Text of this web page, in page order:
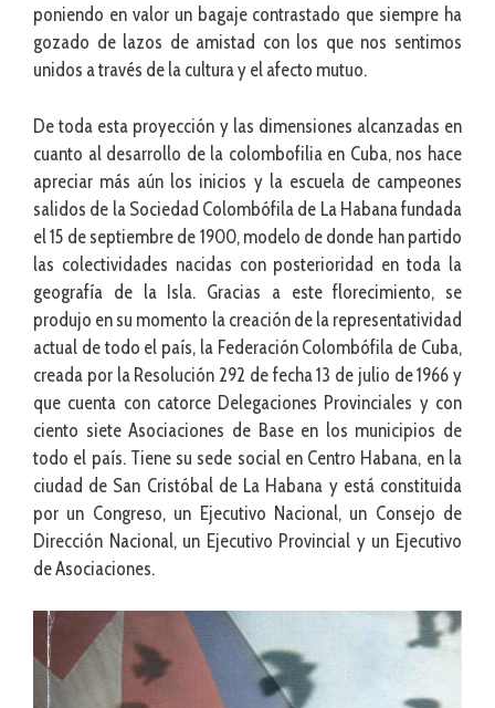
poniendo en valor un bagaje contrastado que siempre ha
gozado de lazos de amistad con los que nos sentimos
unidos a través de la cultura y el afecto mutuo.
De toda esta proyección y las dimensiones alcanzadas en
cuanto al desarrollo de la colombofilia en Cuba, nos hace
apreciar más aún los inicios y la escuela de campeones
salidos de la Sociedad Colombófila de La Habana fundada
el 15 de septiembre de 1900, modelo de donde han partido
las colectividades nacidas con posterioridad en toda la
geografía de la Isla. Gracias a este florecimiento, se
produjo en su momento la creación de la representatividad
actual de todo el país, la Federación Colombófila de Cuba,
creada por la Resolución 292 de fecha 13 de julio de 1966 y
que cuenta con catorce Delegaciones Provinciales y con
ciento siete Asociaciones de Base en los municipios de
todo el país. Tiene su sede social en Centro Habana, en la
ciudad de San Cristóbal de La Habana y está constituida
por un Congreso, un Ejecutivo Nacional, un Consejo de
Dirección Nacional, un Ejecutivo Provincial y un Ejecutivo
de Asociaciones.